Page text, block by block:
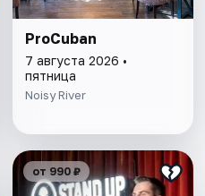
ProCuban
7 августа 2026 •
пятница
Noisy River
от 990 ₽